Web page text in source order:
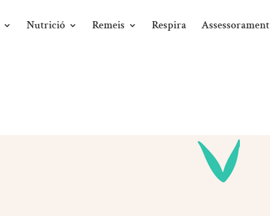
Nutrició Remeis Respira Assessorament